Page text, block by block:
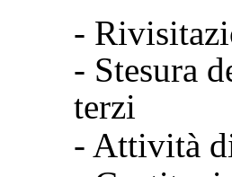
-
- Stesura
terzi
- Attività